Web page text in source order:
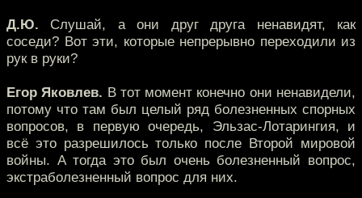
Д.Ю. Слушай, а они друг друга ненавидят, как
соседи? Вот эти, которые непрерывно переходили из
рук в руки?
Егор Яковлев. В тот момент конечно они ненавидели,
потому что там был целый ряд болезненных спорных
вопросов, в первую очередь, Эльзас-Лотарингия, и
всё это разрешилось только после Второй мировой
войны. А тогда это был очень болезненный вопрос,
экстраболезненный вопрос для них.